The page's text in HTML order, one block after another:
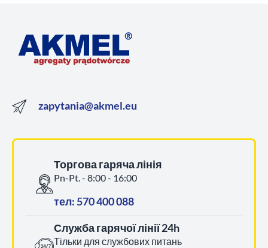
zapytania@akmel.eu
Торгова гаряча лінія
Pn-Pt. - 8:00 - 16:00
тел: 570 400 088
Служба гарячої лінії 24h
Тільки для службових питань